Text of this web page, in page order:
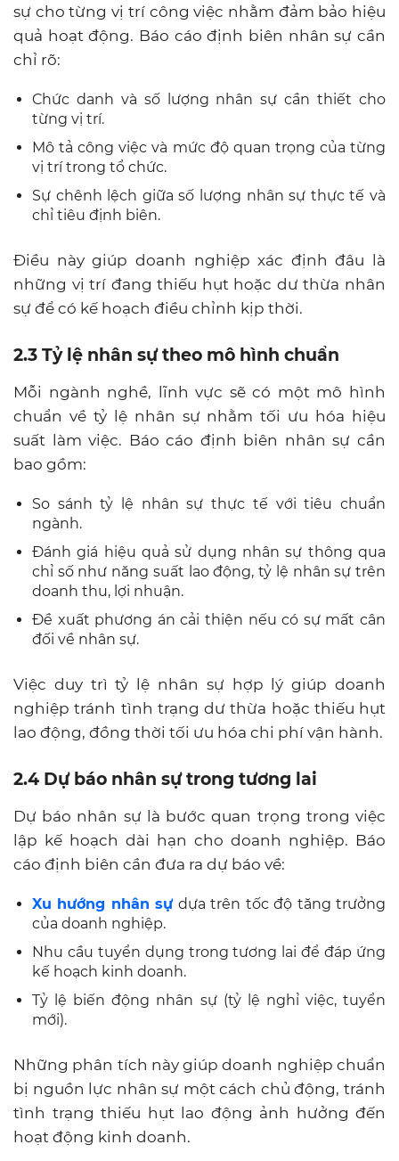
sự cho từng vị trí công việc nhằm đảm bảo hiệu
quả hoạt động. Báo cáo định biên nhân sự cần
chỉ rõ:
Chức danh và số lượng nhân sự cần thiết cho
từng vị trí.
Mô tả công việc và mức độ quan trọng của từng
vị trí trong tổ chức.
Sự chênh lệch giữa số lượng nhân sự thực tế và
chỉ tiêu định biên.
Điều này giúp doanh nghiệp xác định đâu là
những vị trí đang thiếu hụt hoặc dư thừa nhân
sự để có kế hoạch điều chỉnh kịp thời.
2.3 Tỷ lệ nhân sự theo mô hình chuẩn
Mỗi ngành nghề, lĩnh vực sẽ có một mô hình
chuẩn về tỷ lệ nhân sự nhằm tối ưu hóa hiệu
suất làm việc. Báo cáo định biên nhân sự cần
bao gồm:
So sánh tỷ lệ nhân sự thực tế với tiêu chuẩn
ngành.
Đánh giá hiệu quả sử dụng nhân sự thông qua
chỉ số như năng suất lao động, tỷ lệ nhân sự trên
doanh thu, lợi nhuận.
Đề xuất phương án cải thiện nếu có sự mất cân
đối về nhân sự.
Việc duy trì tỷ lệ nhân sự hợp lý giúp doanh
nghiệp tránh tình trạng dư thừa hoặc thiếu hụt
lao động, đồng thời tối ưu hóa chi phí vận hành.
2.4 Dự báo nhân sự trong tương lai
Dự báo nhân sự là bước quan trọng trong việc
lập kế hoạch dài hạn cho doanh nghiệp. Báo
cáo định biên cần đưa ra dự báo về:
Xu hướng nhân sựdựa trên tốc độ tăng trưởng
của doanh nghiệp.
Nhu cầu tuyển dụng trong tương lai để đáp ứng
kế hoạch kinh doanh.
Tỷ lệ biến động nhân sự (tỷ lệ nghỉ việc, tuyển
mới).
Những phân tích này giúp doanh nghiệp chuẩn
bị nguồn lực nhân sự một cách chủ động, tránh
tình trạng thiếu hụt lao động ảnh hưởng đến
hoạt động kinh doanh.